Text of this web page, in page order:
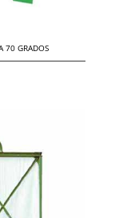
70 GRADOS